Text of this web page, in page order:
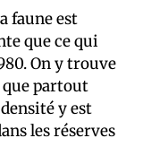
faune est
que ce qui
On y trouve
que partout
y est
les réserves